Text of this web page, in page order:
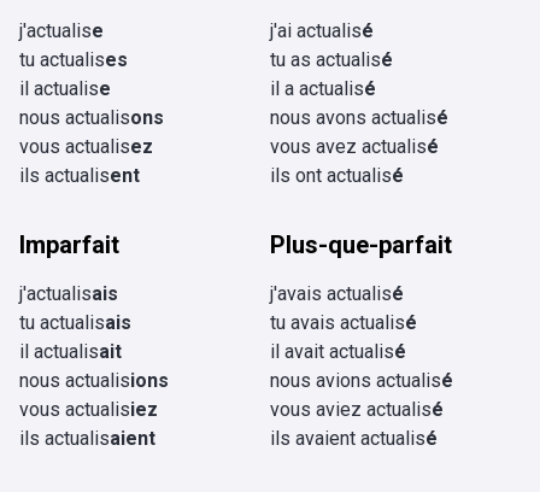
j'actualise
tu actualises
il actualise
nous actualisons
vous actualisez
ils actualisent
j'ai actualisé
tu as actualisé
il a actualisé
nous avons actualisé
vous avez actualisé
ils ont actualisé
Imparfait
j'actualisais
tu actualisais
il actualisait
nous actualisions
vous actualisiez
ils actualisaient
Plus-que-parfait
j'avais actualisé
tu avais actualisé
il avait actualisé
nous avions actualisé
vous aviez actualisé
ils avaient actualisé